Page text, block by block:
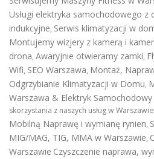
Usługi elektryka samochodowego z
indukcyjne, Serwis klimatyzacji w
Montujemy wizjery z kamerą i
drona, Awaryjnie otwieramy zamki,
Wifi, SEO Warszawa, Montaż,
Odgrzybianie Klimatyzacji w Domu,
Warszawa & Elektryk Samochodowy
skorzystania z naszych usług w
Mobilną Naprawę i wymianę rynien,
MIG/MAG, TIG, MMA w Warszawie,
Warszawie Czyszczenie naprawa,